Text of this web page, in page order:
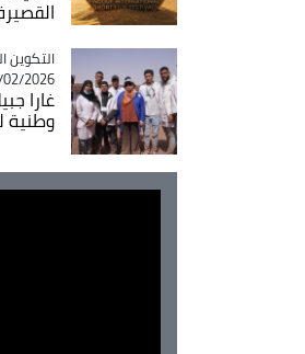
Catégorie
التكوين
2026 - 20:02
غارا
وطنية